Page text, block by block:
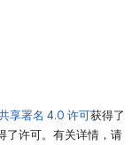
享署名 4.0 许可获得了
了许可。有关详情，请